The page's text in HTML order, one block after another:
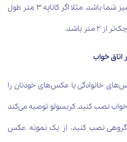
کمتر از دو سوم اندازه کاناپه یا میز شما باشد. مثلا اگر کاناپه 3 متر طول
متر باشد.
خواب
خانوادگی یا عکس‌های خودتان را
خواب نصب کنید. کریسولو توصیه می‌کند
گروهی نصب کنید، از یک نمونه عکس